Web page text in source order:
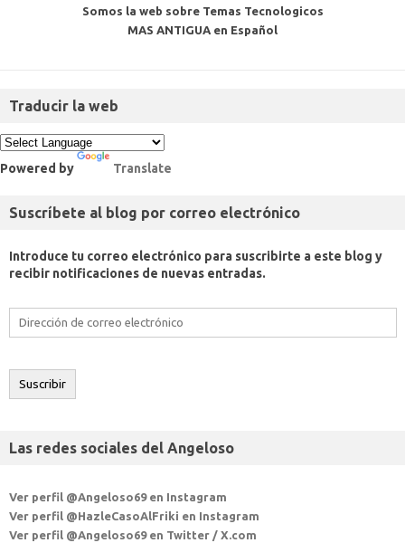
Somos la web sobre Temas Tecnologicos
MAS ANTIGUA en Español
Traducir la web
Powered by Translate
Suscríbete al blog por correo electrónico
Introduce tu correo electrónico para suscribirte a este blog y
recibir notificaciones de nuevas entradas.
Dirección
electrónico
Suscribir
Las redes sociales del Angeloso
Ver perfil @Angeloso69 en Instagram
Ver perfil @HazleCasoAlFriki en Instagram
Ver perfil @Angeloso69 en Twitter / X.com